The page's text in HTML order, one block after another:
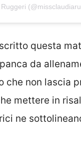
questa
da
non lascia
mettere in
ne